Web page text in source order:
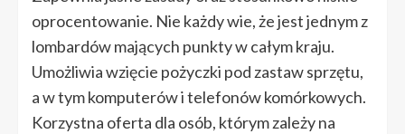
oprocentowanie. Nie każdy wie, że jest jednym z
lombardów mających punkty w całym kraju.
Umożliwia wzięcie pożyczki pod zastaw sprzętu,
a w tym komputerów i telefonów komórkowych.
Korzystna oferta dla osób, którym zależy na